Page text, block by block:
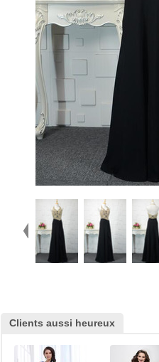
Clients aussi heureux